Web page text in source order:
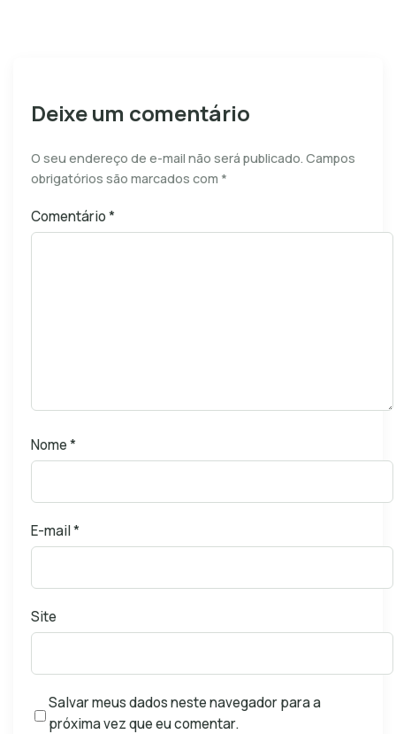
Deixe um comentário
O seu endereço de e-mail não será publicado. Campos
obrigatórios são marcados com *
Comentário*
Nome*
E-mail*
Site
Salvar meus dados neste navegador para a
próxima vez que eu comentar.